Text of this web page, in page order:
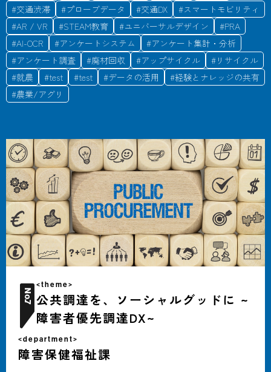
#交通渋滞 #プローブデータ #交通DX #スマートモビリティ
#AR / VR #STEAM教育 #ユニバーサルデザイン #PRA
#AI-OCR #アンケートシステム #アンケート集計・分析
#アンケート調査 #廃材回収 #アップサイクル # リサイクル
#就農 #test #test #データの活用 #経験とナレッジの共有
#農業/アグリ
No.
7
<theme>
公共調達を、ソーシャルグッドに ~
障害者優先調達DX~
<department>
障害保健福祉課